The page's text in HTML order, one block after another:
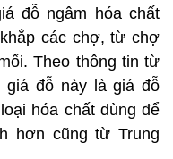
đỗ ngâm hóa chất
các chợ, từ chợ
Theo thông tin từ
giá đỗ này là giá đỗ
hóa chất dùng để
hơn cũng từ Trung